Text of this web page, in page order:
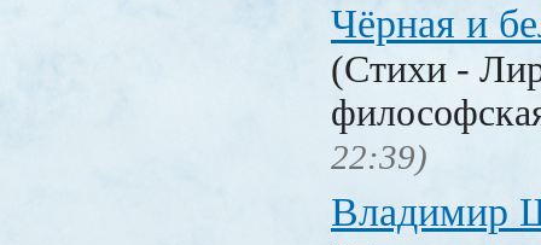
Чёрная и
(Стихи -
22:39)
Владимир